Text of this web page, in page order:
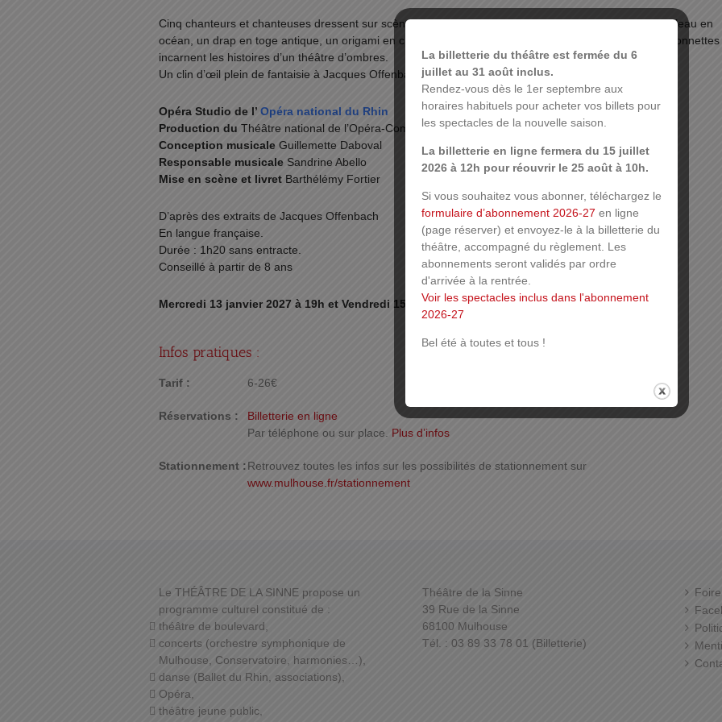
Cinq chanteurs et chanteuses dressent sur scène un théâtre de tréteaux, transformant une bassine d’eau en
océan, un drap en toge antique, un origami en chapeau de matelot. Les objets y deviennent des marionnettes
incarnent les histoires d’un théâtre d’ombres.
Un clin d’œil plein de fantaisie à Jacques Offenbach, à l’enfance et à la puissance de nos rêves.
Opéra Studio de l’ Opéra national du Rhin
Production du Théâtre national de l’Opéra-Comique
Conception musicale Guillemette Daboval
Responsable musicale Sandrine Abello
Mise en scène et livret Barthélémy Fortier
D’après des extraits de Jacques Offenbach
En langue française.
Durée : 1h20 sans entracte.
Conseillé à partir de 8 ans
Mercredi 13 janvier 2027 à 19h et Vendredi 15 janvier 2027 à 19h
Infos pratiques :
Tarif : 6-26€
Réservations :
Billetterie en ligne
Par téléphone ou sur place. Plus d’infos
Stationnement :Retrouvez toutes les infos sur les possibilités de stationnement sur
www.mulhouse.fr/stationnement
Le THÉÂTRE DE LA SINNE propose un
programme culturel constitué de :
théâtre de boulevard,
concerts (orchestre symphonique de
Mulhouse, Conservatoire, harmonies…),
danse (Ballet du Rhin, associations),
Opéra,
théâtre jeune public,
Théâtre de la Sinne
39 Rue de la Sinne
68100 Mulhouse
Tél. : 03 89 33 78 01 (Billetterie)
La billetterie du théâtre est fermée du 6
juillet au 31 août inclus.
Rendez-vous dès le 1er septembre aux
horaires habituels pour acheter vos billets pour
les spectacles de la nouvelle saison.
La billetterie en ligne fermera du 15 juillet
2026 à 12h pour réouvrir le 25 août à 10h.
Si vous souhaitez vous abonner, téléchargez le
formulaire d’abonnement 2026-27 en ligne
(page réserver) et envoyez-le à la billetterie du
théâtre, accompagné du règlement. Les
abonnements seront validés par ordre
d'arrivée à la rentrée.
Voir les spectacles inclus dans l'abonnement
2026-27
Bel été à toutes et tous !